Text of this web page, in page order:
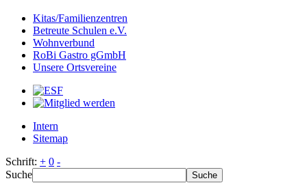
Kitas/Familienzentren
Betreute Schulen e.V.
Wohnverbund
RoBi Gastro gGmbH
Unsere Ortsvereine
Intern
Sitemap
Schrift: + 0 -
Suche
Suche